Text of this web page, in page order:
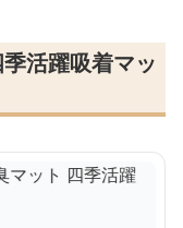
活躍吸着マッ